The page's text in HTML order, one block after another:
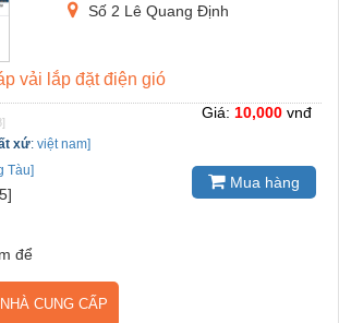
Số 2 Lê Quang Định
vải lắp đặt điện gió
xứ: việt nam]
Tàu]
Giá: 10,000 vnđ
Mua hàng
để
CUNG CẤP